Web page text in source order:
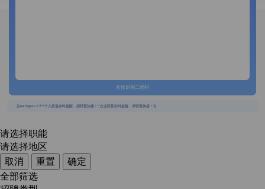
长按识别二维码
{{usertype=='2'?'个人投递实时提醒，招聘更快捷！':'企业回复实时提醒，求职更快捷！'}}
请选择职能
请选择地区
取消
重置
确定
全部筛选